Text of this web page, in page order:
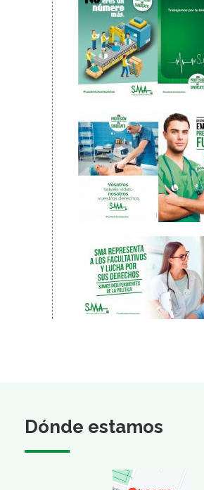
Dónde estamos